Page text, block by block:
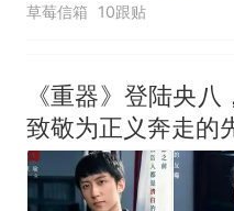
草莓信箱 10跟贴
《重器》登陆央八
致敬为正义奔走的